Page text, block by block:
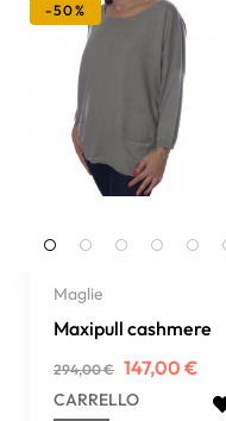
-50%
Maglie
Maxipull cashmere
Prezzo
regolare
294,00 € Prezzo
147,00 €
CARRELLO